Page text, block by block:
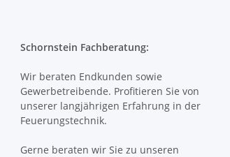
Schornstein Fachberatung:
Wir beraten Endkunden sowie
Gewerbetreibende. Profitieren Sie von
unserer langjährigen Erfahrung in der
Feuerungstechnik.
Gerne beraten wir Sie zu unseren